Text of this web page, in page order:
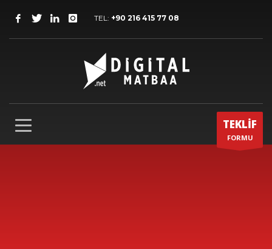
TEL: +90 216 415 77 08
TEKLİF
FORMU